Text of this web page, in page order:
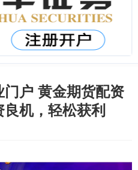
户 黄金期货配资
机，轻松获利